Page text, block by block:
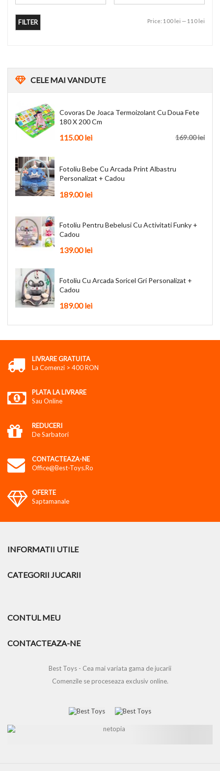
FILTER Price: 100 lei — 110 lei
CELEMAI VANDUTE
Covoras De Joaca Termoizolant Cu Doua Fete
180 X 200 Cm
169.00lei
115.00lei
Fotoliu Bebe Cu Arcada Print Albastru
Personalizat + Cadou
189.00lei
Fotoliu Pentru Bebelusi Cu Activitati Funky +
Cadou
139.00lei
Fotoliu Cu Arcada Soricel Gri Personalizat +
Cadou
189.00lei
LIVRARE GRATUITA
La Comenzi > 400 RON
PLATA LA LIVRARE
Sau Online
REDUCERI
De Sarbatori
CONTACTEAZA-NE
Office@best-Toys.ro
OFERTE
Saptamanale
INFORMATII UTILE
CATEGORII JUCARII
CONTUL MEU
CONTACTEAZA-NE
Best Toys - Cea mai variata gama de jucarii
Comenzile se proceseaza exclusiv online.